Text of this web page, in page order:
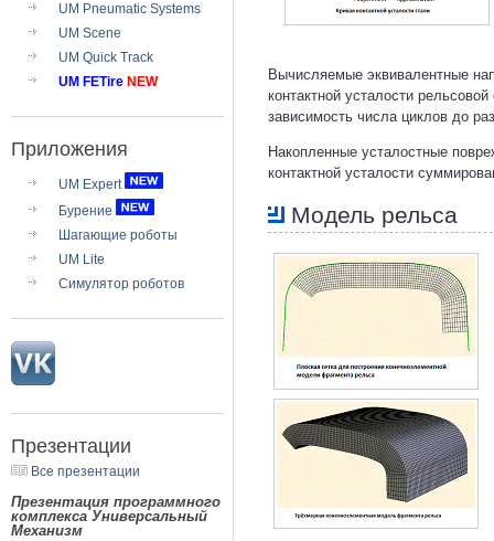
UM Pneumatic Systems
UM Scene
UM Quick Track
UM FETire NEW
Приложения
UM Expert
Бурение
Шагающие роботы
UM Lite
Симулятор роботов
Презентации
Все презентации
Презентация программного
комплекса Универсальный
Механизм
Вычисляемые эквивалентные
контактной усталости
зависимость числа циклов до
Накопленные усталостные
контактной усталости
Модель рельса